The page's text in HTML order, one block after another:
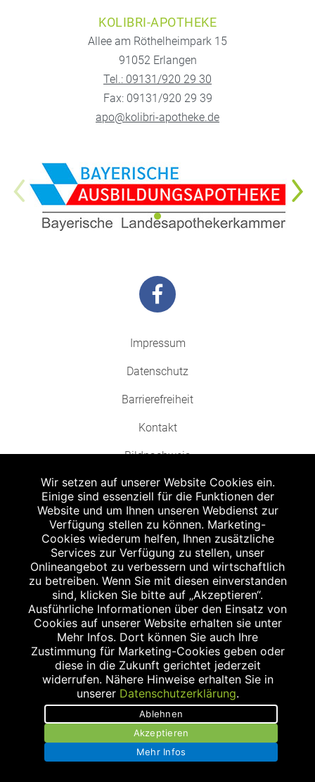
KOLIBRI-APOTHEKE
Allee am Röthelheimpark 15
91052 Erlangen
Tel.: 09131/920 29 30
Fax: 09131/920 29 39
apo@kolibri-apotheke.de
Impressum
Datenschutz
Barrierefreiheit
Kontakt
Bildnachweis
Abgabe in haushaltsüblichen Mengen, solange der Vorrat reicht. Für Druck-
und Satzfehler keine Haftung.
Zu Risiken und Nebenwirkungen lesen Sie die Packungsbeilage und fragen
Sie Ihren Arzt oder Apotheker.
Angabe nach der deutschen Arzneimitteltaxe Apothekenerstattungspreis
(AEP). Der AEP ist keine unverbindliche Preisempfehlung der Hersteller. Der
AEP ist ein von den Apotheken in Ansatz gebrachter Preis für rezeptfreie
Arzneimittel. Er entspricht in der Höhe dem für Apotheken verbindlichen
Abgabepreis, zu dem eine Apotheke in bestimmten Fällen (z.B. bei Kindern
unter 12 Jahren) das Produkt mit der gesetzlichen Krankenversicherung
abrechnet. Der AEP ist der allgemeine Erstattungspreis im Falle einer
Kostenübernahme durch die gesetzlichen Krankenkassen, vor Abzug eines
Zwangsrabattes (zur Zeit 5%) nach §130 Abs. 1 SGB V.
Unverbindliche Preisempfehlung des Herstellers (UVP).
powered by apovena.de
Wir setzen auf unserer Website Cookies ein.
Einige sind essenziell für die Funktionen der
Website und um Ihnen unseren Webdienst zur
Verfügung stellen zu können. Marketing-
Cookies wiederum helfen, Ihnen zusätzliche
Services zur Verfügung zu stellen, unser
Onlineangebot zu verbessern und wirtschaftlich
zu betreiben. Wenn Sie mit diesen einverstanden
sind, klicken Sie bitte auf „Akzeptieren“.
Ausführliche Informationen über den Einsatz von
Cookies auf unserer Website erhalten sie unter
Mehr Infos. Dort können Sie auch Ihre
Zustimmung für Marketing-Cookies geben oder
diese in die Zukunft gerichtet jederzeit
widerrufen. Nähere Hinweise erhalten Sie in
unserer Datenschutzerklärung.
Ablehnen
Akzeptieren
Mehr Infos